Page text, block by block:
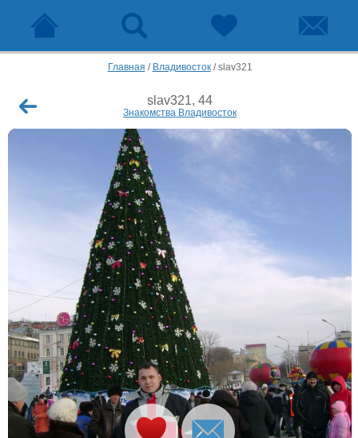
Главная / Владивосток/slav321
slav321, 44
Знакомства Владивосток